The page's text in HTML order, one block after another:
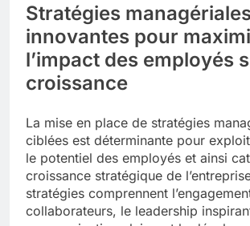
Stratégies
innovantes pour
l’impact des employés
croissance
La mise en place de stratégies
ciblées est déterminante pour
le potentiel des employés et ainsi
croissance stratégique de
stratégies comprennent
collaborateurs, le leadership